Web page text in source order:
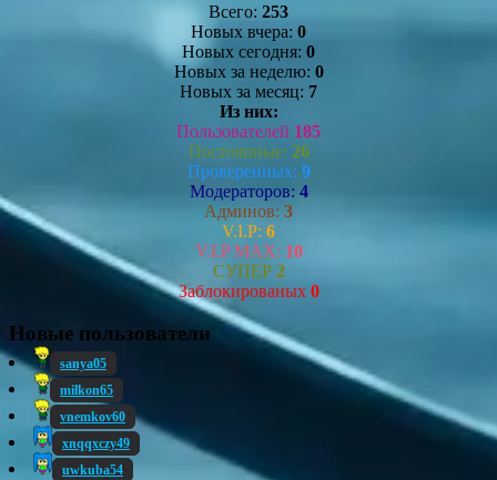
Всего: 253
Новых вчера: 0
Новых сегодня: 0
Новых за неделю: 0
Новых за месяц: 7
Из них:
Пользователей 185
Постоянные: 26
Проверенных: 9
Модераторов: 4
Админов: 3
V.I.P: 6
V.I.P MAX: 10
СУПЕР 2
Заблокированых 0
Новые пользователи
sanya05
milkon65
vnemkov60
xnqqxczy49
uwkuba54